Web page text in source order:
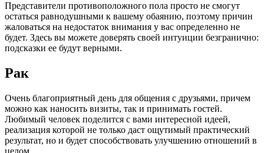
Представители противоположного пола просто не смогут
остаться равнодушными к вашему обаянию, поэтому причин
жаловаться на недостаток внимания у вас определенно не
будет. Здесь вы можете доверять своей интуиции безгранично:
подсказки ее будут верными.
Рак
Очень благоприятный день для общения с друзьями, причем
можно как наносить визиты, так и принимать гостей.
Любимый человек поделится с вами интересной идеей,
реализация которой не только даст ощутимый практический
результат, но и будет способствовать улучшению отношений в
целом.